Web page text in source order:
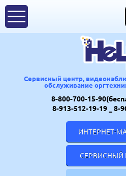
Сервисный центр,
обслуживание
8-800-700-15-
8-913-512-19-19
_ 8-
ИНТЕРНЕТ-
СЕРВИСНЫЙ